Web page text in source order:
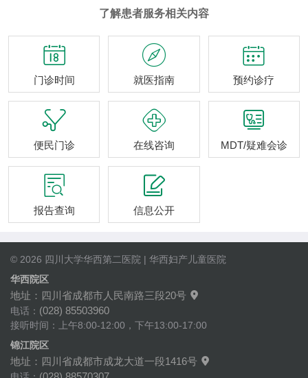
了解患者服务相关内容

门诊时间

就医指南

预约诊疗

便民门诊

在线咨询

MDT/疑难会诊

报告查询

信息公开
© 2026 四川大学华西第二医院 | 华西妇产儿童医院
华西院区
地址：四川省成都市人民南路三段20号 
电话： (028) 85503960
接听时间：上午8:00-12:00，下午13:00-17:00
锦江院区
地址：四川省成都市成龙大道一段1416号 